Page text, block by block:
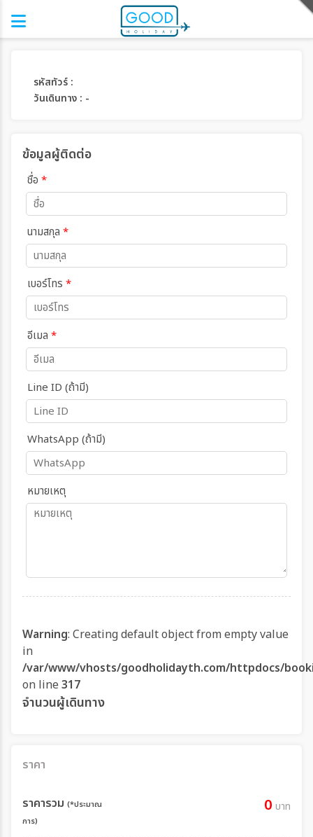
รหัสทัวร์ :
วันเดินทาง : -
ข้อมูลผู้ติดต่อ
ชื่อ *
นามสกุล *
เบอร์โทร *
อีเมล *
Line ID (ถ้ามี)
WhatsApp (ถ้ามี)
หมายเหตุ
Warning: Creating default object from empty value
in
/var/www/vhosts/goodholidayth.com/httpdocs/
on line 317
จำนวนผู้เดินทาง
ราคา
ราคารวม (*ประมาณ
การ)
0 บาท